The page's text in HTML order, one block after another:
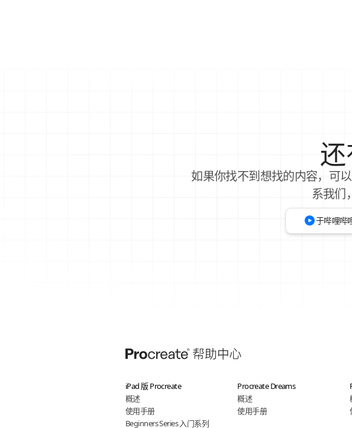
如果你找不到想找的内容，可
系我们
于哔哩哔
iPad 版 Procreate
概述
使用手册
Beginners Series 入门系列
Procreate Dreams
概述
使用手册